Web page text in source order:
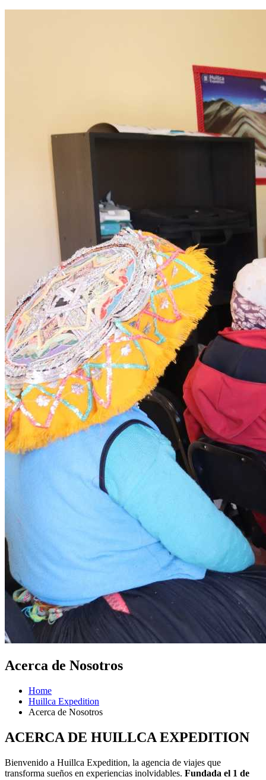
Acerca de Nosotros
Home
Huillca Expedition
Acerca de Nosotros
ACERCA DE HUILLCA EXPEDITION
Bienvenido a Huillca Expedition, la agencia de viajes que
transforma sueños en experiencias inolvidables. Fundada el 1 de